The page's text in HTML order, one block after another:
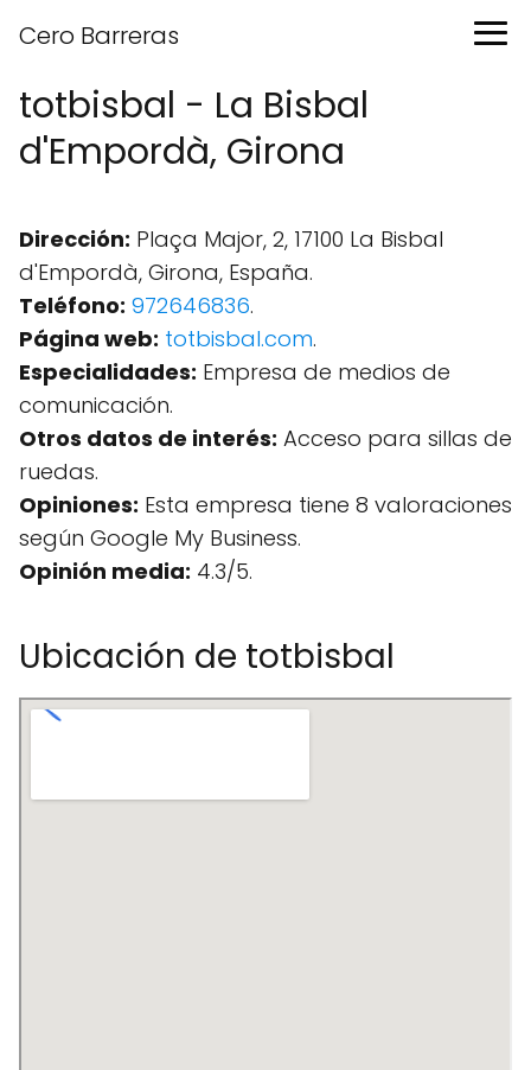
Cero Barreras
totbisbal - La Bisbal
d'Empordà, Girona
Dirección: Plaça Major, 2, 17100 La Bisbal
d'Empordà, Girona, España.
Teléfono: 972646836.
Página web: totbisbal.com.
Especialidades: Empresa de medios de
comunicación.
Otros datos de interés: Acceso para sillas de
ruedas.
Opiniones: Esta empresa tiene 8 valoraciones
según Google My Business.
Opinión media: 4.3/5.
Ubicación de totbisbal